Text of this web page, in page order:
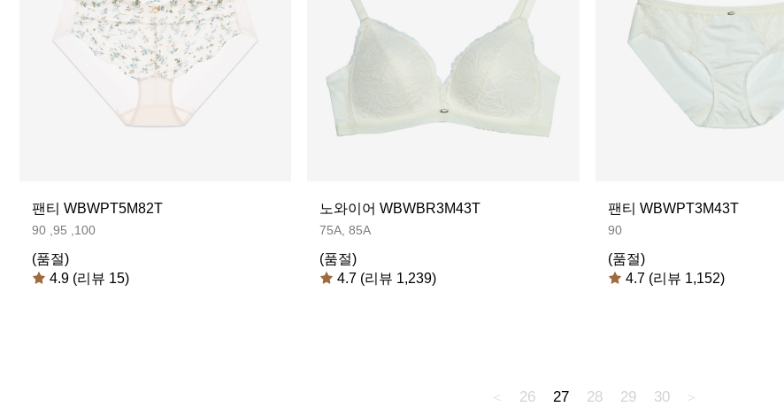
팬티 WBWPT5M82T
90 ,95 ,100
(품절)
4.9 (리뷰 15)
노와이어 WBWBR3M43T
75A, 85A
(품절)
4.7 (리뷰 1,239)
팬티 WBWPT3M43T
90
(품절)
4.7 (리뷰 1,152)
26 27 28 29 30